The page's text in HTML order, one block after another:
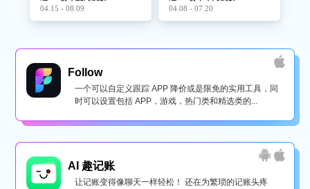
04.15 - 08.09
04.08 - 07.20
Follow
一个可以自定义跟踪 APP 降价或是限免的实用工具，同
时可以设置包括 APP，游戏，热门类和精选类的...
AI 趣记账
让记账变得像聊天一样轻松！ 还在为繁琐的记账头疼